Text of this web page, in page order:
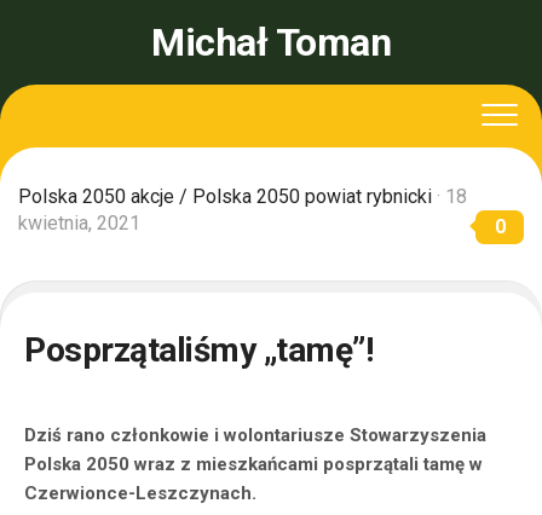
Michał Toman
Polska 2050 akcje / Polska 2050 powiat rybnicki · 18
kwietnia, 2021
0
Posprzątaliśmy „tamę”!
Dziś rano członkowie i wolontariusze Stowarzyszenia
Polska 2050 wraz z mieszkańcami posprzątali tamę w
Czerwionce-Leszczynach.